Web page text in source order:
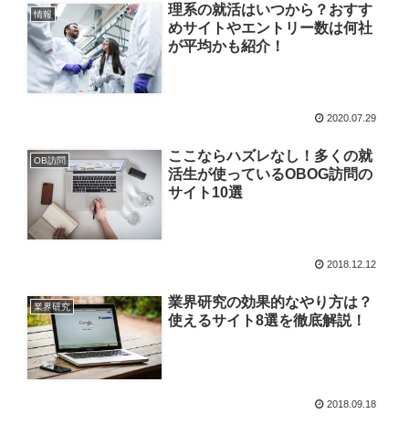
情報
理系の就活はいつから？おすす
めサイトやエントリー数は何社
が平均かも紹介！
2020.07.29
OB訪問
ここならハズレなし！多くの就
活生が使っているOBOG訪問の
サイト10選
2018.12.12
業界研究
業界研究の効果的なやり方は？
使えるサイト8選を徹底解説！
2018.09.18